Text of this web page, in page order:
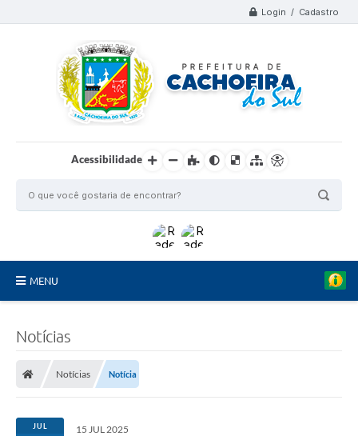
Login / Cadastro
Acessibilidade
MENU
Conselhos Municipais
Notícias
Notícias Notícia
JUL 15 JUL 2025